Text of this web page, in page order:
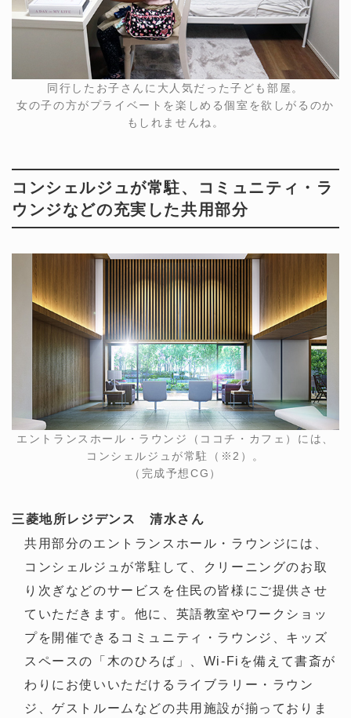
同行したお子さんに大人気だった子ども部屋。
女の子の方がプライベートを楽しめる個室を欲しがるのか
もしれませんね。
コンシェルジュが常駐、コミュニティ・ラ
ウンジなどの充実した共用部分
エントランスホール・ラウンジ（ココチ・カフェ）には、
コンシェルジュが常駐（※2）。
（完成予想CG）
三菱地所レジデンス 清水さん
共用部分のエントランスホール・ラウンジには、
コンシェルジュが常駐して、クリーニングのお取
り次ぎなどのサービスを住民の皆様にご提供させ
ていただきます。他に、英語教室やワークショッ
プを開催できるコミュニティ・ラウンジ、キッズ
スペースの「木のひろば」、Wi-Fiを備えて書斎が
わりにお使いいただけるライブラリー・ラウン
ジ、ゲストルームなどの共用施設が揃っておりま